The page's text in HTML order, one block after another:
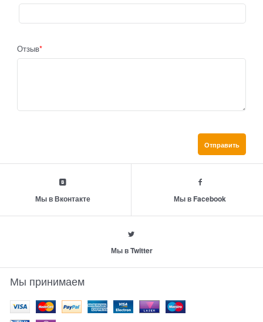
Отзыв
Мы в Вконтакте Мы в Facebook
Мы в Twitter
Мы принимаем